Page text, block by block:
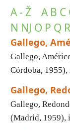
A - Ž A B C
N NJ O P Q R
Gallego,
Gallego,
Córdoba, 1955),
Gallego,
Gallego,
(Madrid, 1959),